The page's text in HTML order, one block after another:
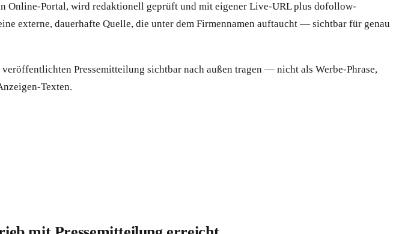
Online-Portal, wird redaktionell geprüft und mit eigener Live-URL plus dofollow-
externe, dauerhafte Quelle, die unter dem Firmennamen auftaucht — sichtbar für genau
Pressemitteilung sichtbar nach außen tragen — nicht als Werbe-Phrase,
Texten.